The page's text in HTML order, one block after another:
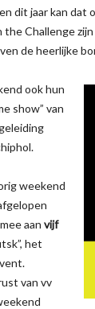
dit jaar kan dat
Challenge
de heerlijke
ook hun
show” van
weekend
aan vijf
het
van vv